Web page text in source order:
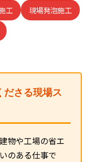
工
現場発泡施工
ださる現場ス
物や工場の省エ
のある仕事で